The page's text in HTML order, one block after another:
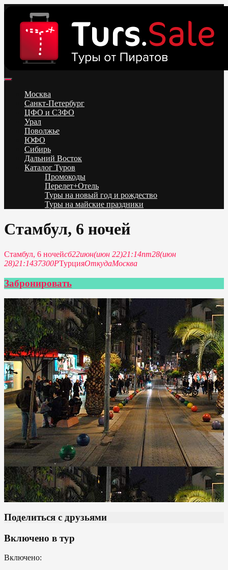
content
Низкие цены на путевки 3-7-10 ночей все включено, отдых на
море. Распродажа экскурсионных и горнолыжных туров.
Обновление каждый день. Официальный сайт Тур Сейл
Москва
Санкт-Петербург
ЦФО и СЗФО
Урал
Поволжье
ЮФО
Сибирь
Дальний Восток
Каталог Туров
Промокоды
Перелет+Отель
Туры на новый год и рождество
Туры на майские праздники
Стамбул, 6 ночей
Стамбул, 6 ночейсб22июн(июн 22)21:14пт28(июн
28)21:1437300РТурцияОткудаМосква
Забронировать
Поделиться с друзьями
Включено в тур
Включено: